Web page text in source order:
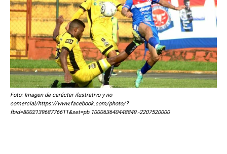
Foto: Imagen de carácter ilustrativo y no
comercial/https://www.facebook.com/photo/?
fbid=800213968776611&set=pb.100063640448849.-2207520000